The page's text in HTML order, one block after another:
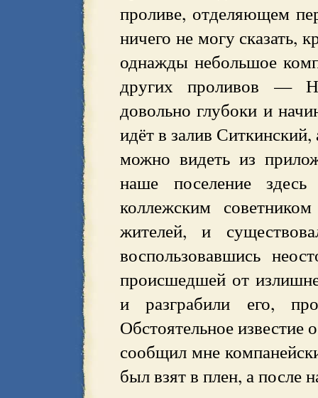
проливе, отделяющем
ничего не могу сказать,
однажды небольшое
других проливов —
довольно глубоки и
идёт в залив
можно видеть из
наше поселение
коллежским
жителей, и
воспользовавшись
происшедшей от
и разграбили его,
Обстоятельное известие
сообщил мне
был взят в плен, а после